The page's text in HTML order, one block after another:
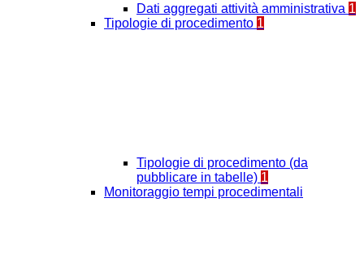
Dati aggregati attività amministrativa 1
Tipologie di procedimento 1
Tipologie di procedimento (da
pubblicare in tabelle) 1
Monitoraggio tempi procedimentali